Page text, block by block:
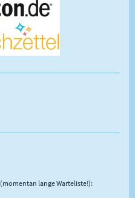
(momentan lange Warteliste!):